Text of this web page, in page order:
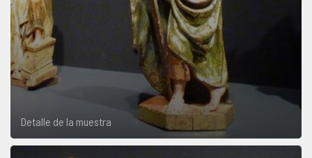
Detalle de la muestra